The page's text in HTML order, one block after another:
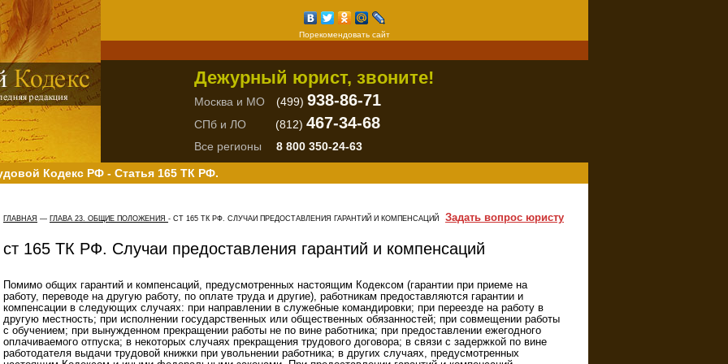
Порекомендовать сайт
Дежурный юрист, звоните!
Москва и МО (499) 938-86-71
СПб и ЛО (812) 467-34-68
Все регионы 8 800 350-24-63
Кодекс РФ - Статья 165 ТК РФ.
ГЛАВНАЯ — ГЛАВА 23. ОБЩИЕ ПОЛОЖЕНИЯ - СТ 165 ТК РФ. СЛУЧАИ ПРЕДОСТАВЛЕНИЯ ГАРАНТИЙ И КОМПЕНСАЦИЙ Задать вопрос юристу
ст 165 ТК РФ. Случаи предоставления гарантий и компенсаций
Помимо общих гарантий и компенсаций, предусмотренных настоящим Кодексом (гарантии при приеме на
работу, переводе на другую работу, по оплате труда и другие), работникам предоставляются гарантии и
компенсации в следующих случаях: при направлении в служебные командировки; при переезде на работу в
другую местность; при исполнении государственных или общественных обязанностей; при совмещении работы
с обучением; при вынужденном прекращении работы не по вине работника; при предоставлении ежегодного
оплачиваемого отпуска; в некоторых случаях прекращения трудового договора; в связи с задержкой по вине
работодателя выдачи трудовой книжки при увольнении работника; в других случаях, предусмотренных